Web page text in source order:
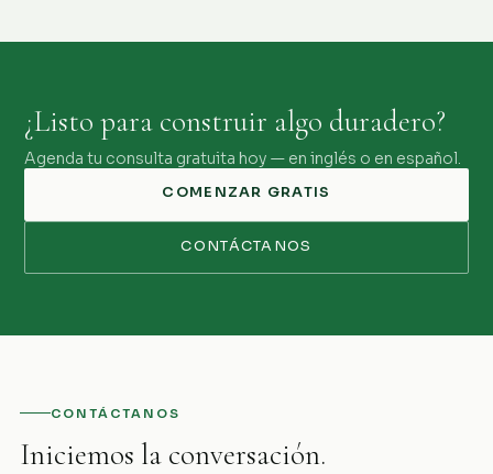
¿Listo para construir algo duradero?
Agenda tu consulta gratuita hoy — en inglés o en español.
COMENZAR GRATIS
CONTÁCTANOS
CONTÁCTANOS
Iniciemos la conversación.